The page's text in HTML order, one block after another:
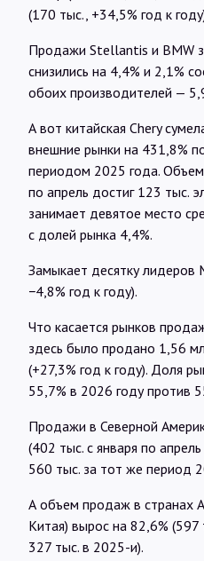
(170 тыс., +34,5% год к
Продажи Stellantis и BMW
снизились на 4,4% и 2,1%
обоих производителей —
А вот китайская Chery
внешние рынки на 431,8%
периодом 2025 года.
по апрель достиг 123 тыс.
занимает девятое место
с долей рынка 4,4%.
Замыкает десятку лидеров
−4,8% год к году).
Что касается рынков
здесь было продано 1,56
(+27,3% год к году). Доля
55,7% в 2026 году против
Продажи в Северной
(402 тыс. с января по
560 тыс. за тот же период
А объем продаж в странах
Китая) вырос на 82,6%
327 тыс. в 2025-и).